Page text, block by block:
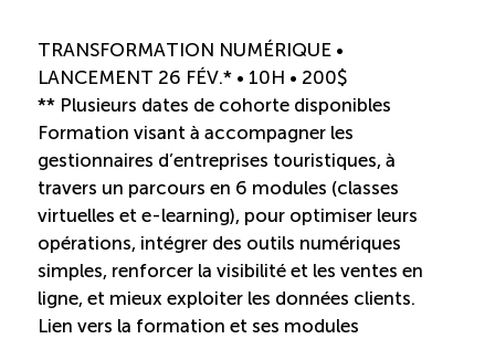
TRANSFORMATION NUMÉRIQUE •
LANCEMENT 26 FÉV.* • 10H • 200$
** Plusieurs dates de cohorte disponibles
Formation visant à accompagner les
gestionnaires d’entreprises touristiques, à
travers un parcours en 6 modules (classes
virtuelles et e-learning), pour optimiser leurs
opérations, intégrer des outils numériques
simples, renforcer la visibilité et les ventes en
ligne, et mieux exploiter les données clients.
Lien vers la formation et ses modules